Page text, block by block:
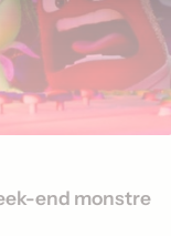
end monstre